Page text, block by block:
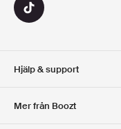
Hjälp & support
Mer från Boozt